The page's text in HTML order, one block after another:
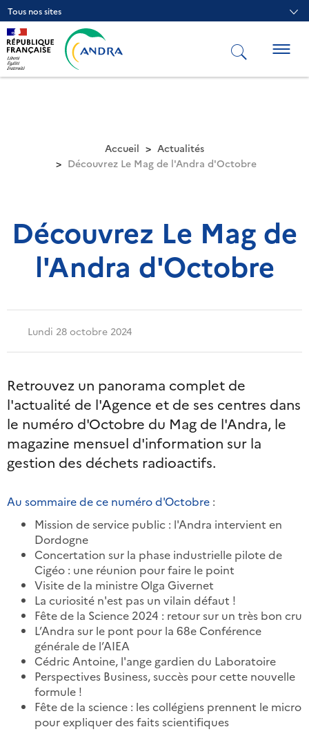
Aller
au
contenu
principal
Tous nos sites
Accueil
Actualités
Découvrez Le Mag de l'Andra d'Octobre
Découvrez Le Mag de
l'Andra d'Octobre
Lundi 28 octobre 2024
Retrouvez un panorama complet de
l'actualité de l'Agence et de ses centres dans
le numéro d'Octobre du Mag de l'Andra, le
magazine mensuel d'information sur la
gestion des déchets radioactifs.
Au sommaire de ce numéro d'Octobre :
Mission de service public : l'Andra intervient en
Dordogne
Concertation sur la phase industrielle pilote de
Cigéo : une réunion pour faire le point
Visite de la ministre Olga Givernet
La curiosité n'est pas un vilain défaut !
Fête de la Science 2024 : retour sur un très bon cru
L’Andra sur le pont pour la 68e Conférence
générale de l’AIEA
Cédric Antoine, l'ange gardien du Laboratoire
Perspectives Business, succès pour cette nouvelle
formule !
Fête de la science : les collégiens prennent le micro
pour expliquer des faits scientifiques